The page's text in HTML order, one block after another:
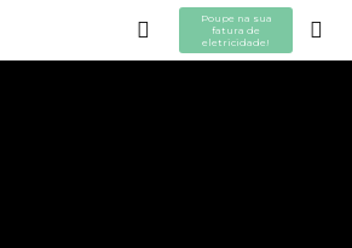
Poupe na sua
fatura de
eletricidade!